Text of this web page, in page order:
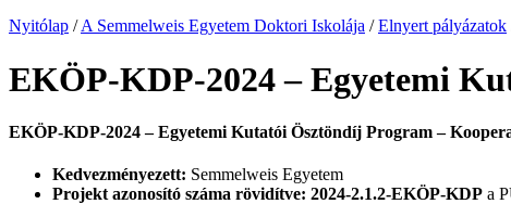
Nyitólap / A Semmelweis Egyetem Doktori Iskolája / Elnyert pályázatok
EKÖP-KDP-2024 – Egyetemi
EKÖP-KDP-2024 – Egyetemi Kutatói Ösztöndíj Program –
Kedvezményezett: Semmelweis Egyetem
Projekt azonosító száma rövidítve: 2024-2.1.2-EKÖP-KDP a